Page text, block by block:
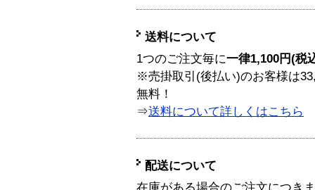
送料について
1つのご注文毎に一律1,100円(税
※売掛取引(後払い)のお客様は
無料！
⇒送料について詳しくはこちら
配送について